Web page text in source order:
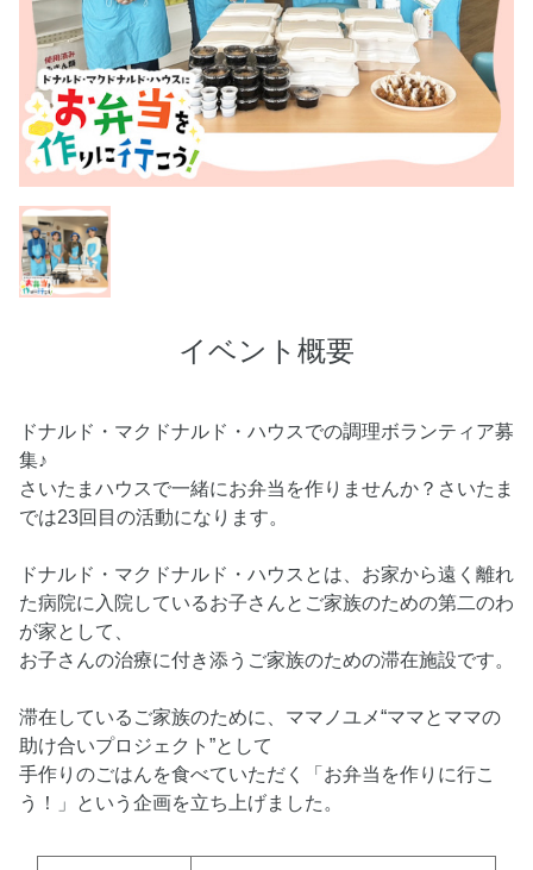
イベント概要
ドナルド・マクドナルド・ハウスでの調理ボランティア募
集♪
さいたまハウスで一緒にお弁当を作りませんか？さいたま
では23回目の活動になります。
ドナルド・マクドナルド・ハウスとは、お家から遠く離れ
た病院に入院しているお子さんとご家族のための第二のわ
が家として、
お子さんの治療に付き添うご家族のための滞在施設です。
滞在しているご家族のために、ママノユメ“ママとママの
助け合いプロジェクト”として
手作りのごはんを食べていただく「お弁当を作りに行こ
う！」という企画を立ち上げました。